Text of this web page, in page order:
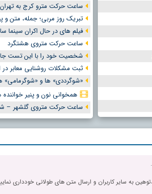
ساعت حرکت مترو کرج به
تبریک روز مربی؛ جمله، متن و
فیلم های در حال اکران سینما
ساعت حرکت متروی هشتگرد
شخصیت خود را با این تست
ثبت مشکلات روشنایی معابر
«شوگرددی» ها و «شوگرمامی»
همخوانی نون و پنیر
ساعت حرکت متروی گلشهر –
به سایر کاربران و ارسال متن های طولانی خودداری